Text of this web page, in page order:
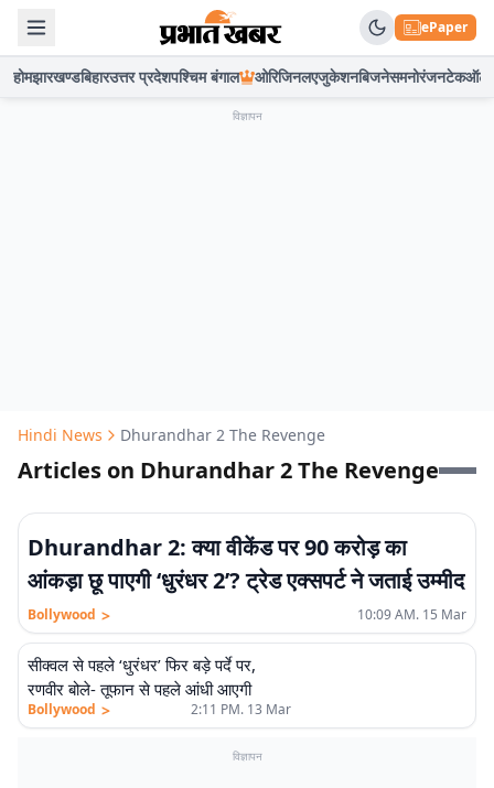
ePaper
होमझारखण्डबिहारउत्तर प्रदेशपश्चिम बंगाल ओरिजिनलएजुकेशनबिजनेसमनोरंजनटेकऑटो
विज्ञापन
Hindi News Dhurandhar 2 The Revenge
Articles on Dhurandhar 2 The Revenge
Dhurandhar 2: क्या वीकेंड पर 90 करोड़ का
आंकड़ा छू पाएगी ‘धुरंधर 2’? ट्रेड एक्सपर्ट ने जताई उम्मीद
Bollywood > 10:09 AM. 15 Mar
सीक्वल से पहले ‘धुरंधर’ फिर बड़े पर्दे पर,
रणवीर बोले- तूफान से पहले आंधी आएगी
Bollywood > 2:11 PM. 13 Mar
विज्ञापन